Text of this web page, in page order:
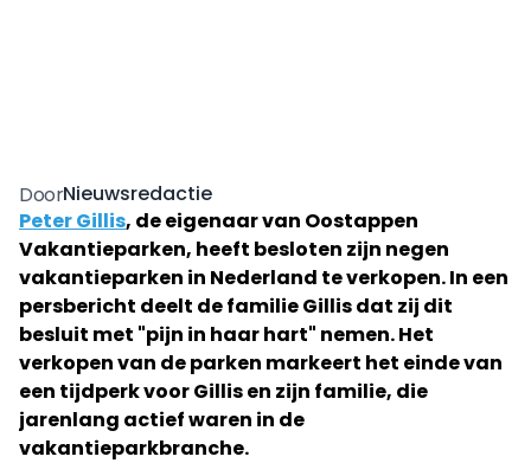
DoorNieuwsredactie
Peter Gillis, de eigenaar van Oostappen
Vakantieparken, heeft besloten zijn negen
vakantieparken in Nederland te verkopen. In een
persbericht deelt de familie Gillis dat zij dit
besluit met "pijn in haar hart" nemen. Het
verkopen van de parken markeert het einde van
een tijdperk voor Gillis en zijn familie, die
jarenlang actief waren in de
vakantieparkbranche.